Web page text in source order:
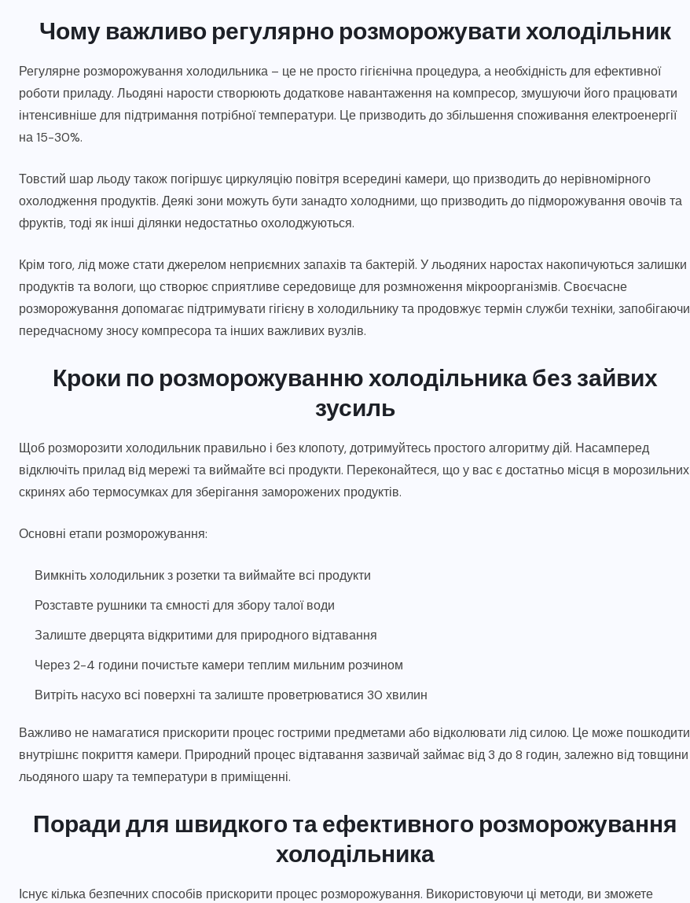
Чому важливо регулярно розморожувати холодільник
Регулярне розморожування холодильника – це не просто гігієнічна процедура, а необхідність для ефективної
роботи приладу. Льодяні нарости створюють додаткове навантаження на компресор, змушуючи його працювати
інтенсивніше для підтримання потрібної температури. Це призводить до збільшення споживання електроенергії
на 15-30%.
Товстий шар льоду також погіршує циркуляцію повітря всередині камери, що призводить до нерівномірного
охолодження продуктів. Деякі зони можуть бути занадто холодними, що призводить до підморожування овочів та
фруктів, тоді як інші ділянки недостатньо охолоджуються.
Крім того, лід може стати джерелом неприємних запахів та бактерій. У льодяних наростах накопичуються залишки
продуктів та вологи, що створює сприятливе середовище для розмноження мікроорганізмів. Своєчасне
розморожування допомагає підтримувати гігієну в холодильнику та продовжує термін служби техніки, запобігаючи
передчасному зносу компресора та інших важливих вузлів.
Кроки по розморожуванню холодільника без зайвих
зусиль
Щоб розморозити холодильник правильно і без клопоту, дотримуйтесь простого алгоритму дій. Насамперед
відключіть прилад від мережі та виймайте всі продукти. Переконайтеся, що у вас є достатньо місця в морозильних
скринях або термосумках для зберігання заморожених продуктів.
Основні етапи розморожування:
Вимкніть холодильник з розетки та виймайте всі продукти
Розставте рушники та ємності для збору талої води
Залиште дверцята відкритими для природного відтавання
Через 2-4 години почистьте камери теплим мильним розчином
Витріть насухо всі поверхні та залиште проветрюватися 30 хвилин
Важливо не намагатися прискорити процес гострими предметами або відколювати лід силою. Це може пошкодити
внутрішнє покриття камери. Природний процес відтавання зазвичай займає від 3 до 8 годин, залежно від товщини
льодяного шару та температури в приміщенні.
Поради для швидкого та ефективного розморожування
холодільника
Існує кілька безпечних способів прискорити процес розморожування. Використовуючи ці методи, ви зможете